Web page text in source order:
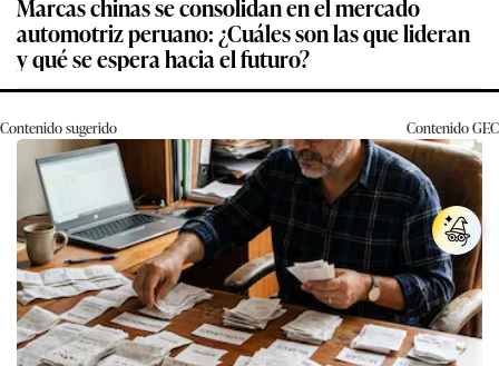
Marcas chinas se consolidan en el mercado
automotriz peruano: ¿Cuáles son las que lideran
y qué se espera hacia el futuro?
Contenido sugerido ContenidoGEC